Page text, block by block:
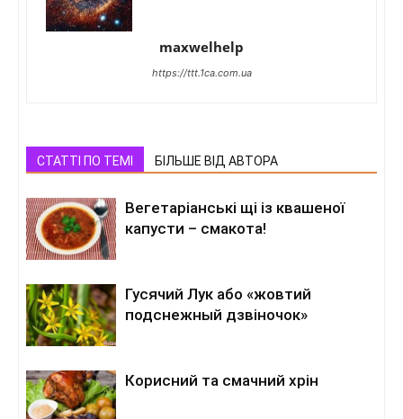
maxwelhelp
https://ttt.1ca.com.ua
СТАТТІ ПО ТЕМІ БІЛЬШЕ ВІД АВТОРА
Вегетаріанські щі із квашеної
капусти – смакота!
Гусячий Лук або «жовтий
подснежный дзвіночок»
Корисний та смачний хрін